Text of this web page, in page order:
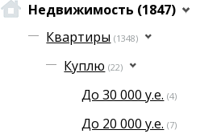
Недвижимость (1847)
Квартиры (1348)
Куплю (22)
До 30 000 у.е. (4)
До 20 000 у.е. (7)